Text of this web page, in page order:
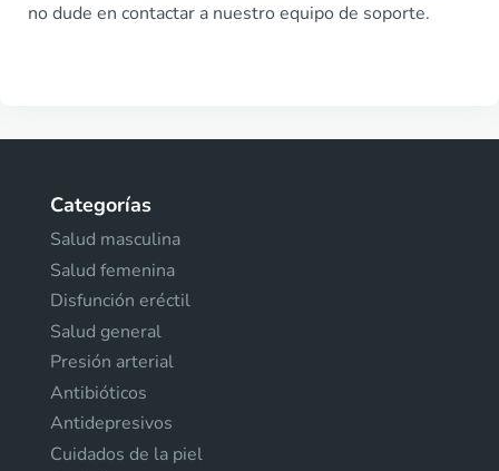
no dude en contactar a nuestro equipo de soporte.
Categorías
Salud masculina
Salud femenina
Disfunción eréctil
Salud general
Presión arterial
Antibióticos
Antidepresivos
Cuidados de la piel